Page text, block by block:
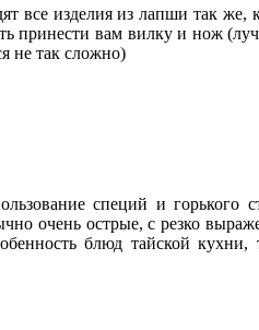
все изделия из лапши так же,
принести вам вилку и нож
не так сложно)
специй и горького
очень острые, с резко
блюд тайской